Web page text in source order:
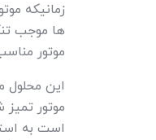
زمانیکه
ها موجب
موتور
این محلول